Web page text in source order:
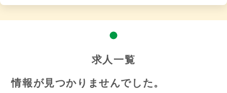
求人一覧
情報が見つかりませんでした。